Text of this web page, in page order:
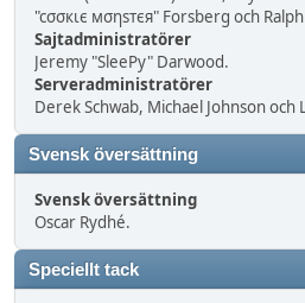
"cσσкιє мσηѕтєя" Forsberg och
Sajtadministratörer
Jeremy "SleePy" Darwood.
Serveradministratörer
Derek Schwab, Michael Johnson och
Svensk översättning
Svensk översättning
Oscar Rydhé.
Speciellt tack